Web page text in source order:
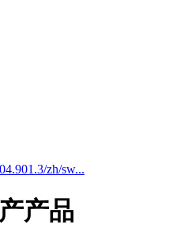
zh/sw...
产品